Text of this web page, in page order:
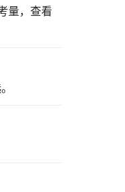
量， 查看